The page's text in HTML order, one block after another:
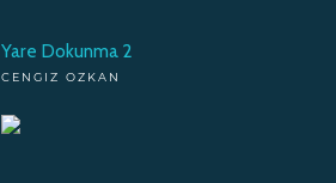
Yare Dokunma 2
CENGIZ OZKAN